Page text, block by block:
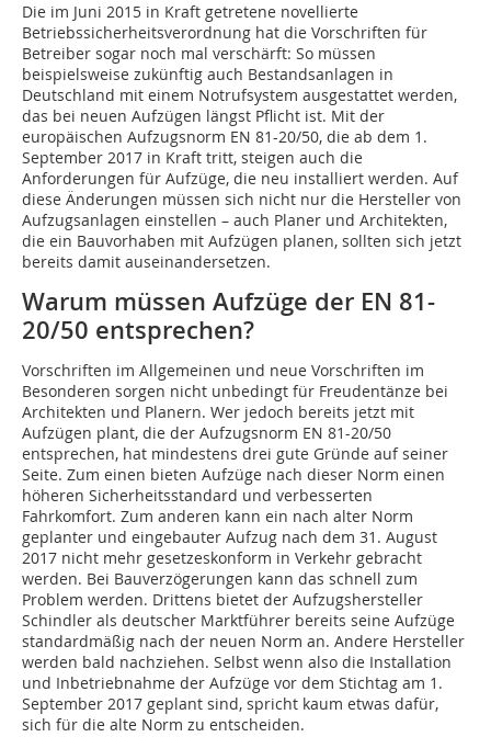
Die im Juni 2015 in Kraft getretene novellierte
Betriebssicherheitsverordnung hat die Vorschriften für
Betreiber sogar noch mal verschärft: So müssen
beispielsweise zukünftig auch Bestandsanlagen in
Deutschland mit einem Notrufsystem ausgestattet werden,
das bei neuen Aufzügen längst Pflicht ist. Mit der
europäischen Aufzugsnorm EN 81-20/50, die ab dem 1.
September 2017 in Kraft tritt, steigen auch die
Anforderungen für Aufzüge, die neu installiert werden. Auf
diese Änderungen müssen sich nicht nur die Hersteller von
Aufzugsanlagen einstellen – auch Planer und Architekten,
die ein Bauvorhaben mit Aufzügen planen, sollten sich jetzt
bereits damit auseinandersetzen.
Warum müssen Aufzüge der EN 81-
20/50 entsprechen?
Vorschriften im Allgemeinen und neue Vorschriften im
Besonderen sorgen nicht unbedingt für Freudentänze bei
Architekten und Planern. Wer jedoch bereits jetzt mit
Aufzügen plant, die der Aufzugsnorm EN 81-20/50
entsprechen, hat mindestens drei gute Gründe auf seiner
Seite. Zum einen bieten Aufzüge nach dieser Norm einen
höheren Sicherheitsstandard und verbesserten
Fahrkomfort. Zum anderen kann ein nach alter Norm
geplanter und eingebauter Aufzug nach dem 31. August
2017 nicht mehr gesetzeskonform in Verkehr gebracht
werden. Bei Bauverzögerungen kann das schnell zum
Problem werden. Drittens bietet der Aufzugshersteller
Schindler als deutscher Marktführer bereits seine Aufzüge
standardmäßig nach der neuen Norm an. Andere Hersteller
werden bald nachziehen. Selbst wenn also die Installation
und Inbetriebnahme der Aufzüge vor dem Stichtag am 1.
September 2017 geplant sind, spricht kaum etwas dafür,
sich für die alte Norm zu entscheiden.